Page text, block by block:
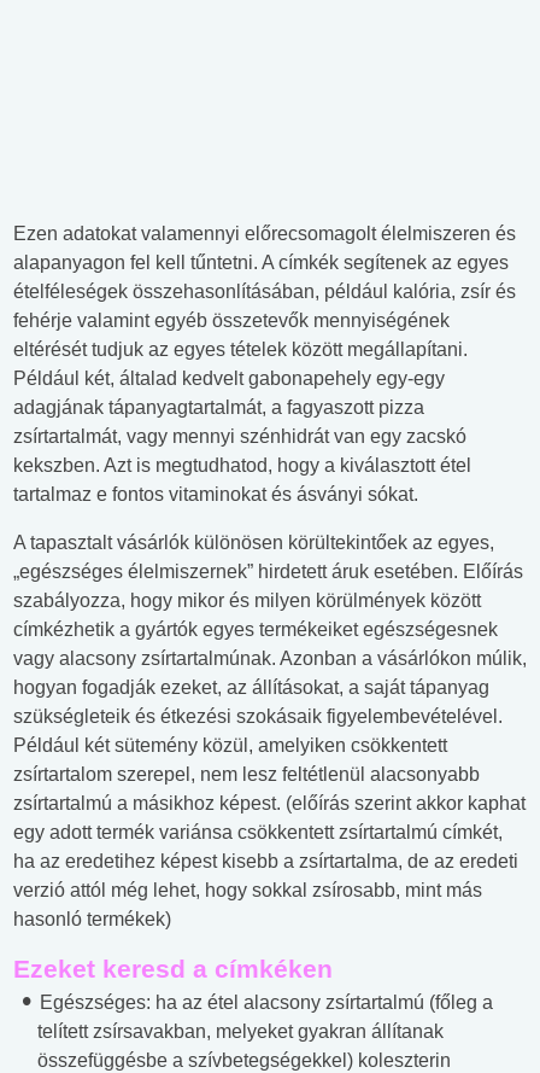
Ezen adatokat valamennyi előrecsomagolt élelmiszeren és
alapanyagon fel kell tűntetni. A címkék segítenek az egyes
ételféleségek összehasonlításában, például kalória, zsír és
fehérje valamint egyéb összetevők mennyiségének
eltérését tudjuk az egyes tételek között megállapítani.
Például két, általad kedvelt gabonapehely egy-egy
adagjának tápanyagtartalmát, a fagyaszott pizza
zsírtartalmát, vagy mennyi szénhidrát van egy zacskó
kekszben. Azt is megtudhatod, hogy a kiválasztott étel
tartalmaz e fontos vitaminokat és ásványi sókat.
A tapasztalt vásárlók különösen körültekintőek az egyes,
„egészséges élelmiszernek” hirdetett áruk esetében. Előírás
szabályozza, hogy mikor és milyen körülmények között
címkézhetik a gyártók egyes termékeiket egészségesnek
vagy alacsony zsírtartalmúnak. Azonban a vásárlókon múlik,
hogyan fogadják ezeket, az állításokat, a saját tápanyag
szükségleteik és étkezési szokásaik figyelembevételével.
Például két sütemény közül, amelyiken csökkentett
zsírtartalom szerepel, nem lesz feltétlenül alacsonyabb
zsírtartalmú a másikhoz képest. (előírás szerint akkor kaphat
egy adott termék variánsa csökkentett zsírtartalmú címkét,
ha az eredetihez képest kisebb a zsírtartalma, de az eredeti
verzió attól még lehet, hogy sokkal zsírosabb, mint más
hasonló termékek)
Ezeket keresd a címkéken
Egészséges: ha az étel alacsony zsírtartalmú (főleg a
telített zsírsavakban, melyeket gyakran állítanak
összefüggésbe a szívbetegségekkel) koleszterin